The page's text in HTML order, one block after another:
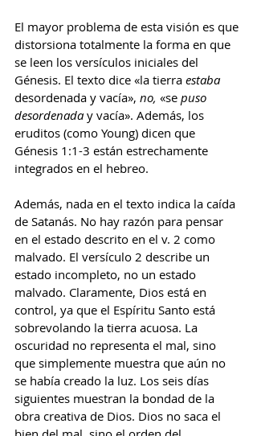
El mayor problema de esta visión es que
distorsiona totalmente la forma en que
se leen los versículos iniciales del
Génesis. El texto dice «la tierra estaba
desordenada y vacía», no, «se puso
desordenada y vacía». Además, los
eruditos (como Young) dicen que
Génesis 1:1-3 están estrechamente
integrados en el hebreo.
Además, nada en el texto indica la caída
de Satanás. No hay razón para pensar
en el estado descrito en el v. 2 como
malvado. El versículo 2 describe un
estado incompleto, no un estado
malvado. Claramente, Dios está en
control, ya que el Espíritu Santo está
sobrevolando la tierra acuosa. La
oscuridad no representa el mal, sino
que simplemente muestra que aún no
se había creado la luz. Los seis días
siguientes muestran la bondad de la
obra creativa de Dios. Dios no saca el